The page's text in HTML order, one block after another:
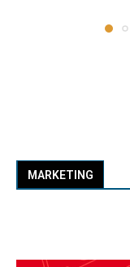
MARKETING